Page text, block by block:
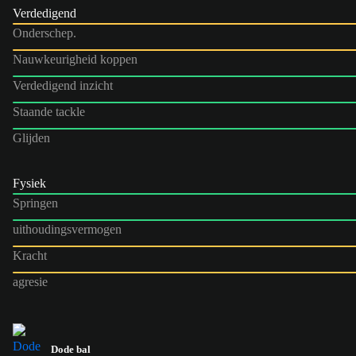
Verdedigend
Onderschep.
Nauwkeurigheid koppen
Verdedigend inzicht
Staande tackle
Glijden
Fysiek
Springen
uithoudingsvermogen
Kracht
agresie
Dode bal